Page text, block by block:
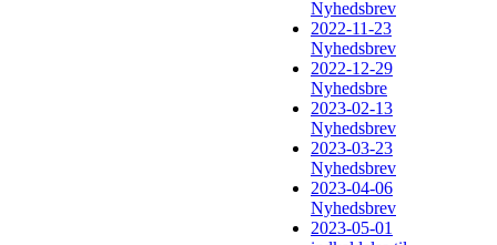
Nyhedsbrev
2022-11-23
Nyhedsbrev
2022-12-29
Nyhedsbre
2023-02-13
Nyhedsbrev
2023-03-23
Nyhedsbrev
2023-04-06
Nyhedsbrev
2023-05-01